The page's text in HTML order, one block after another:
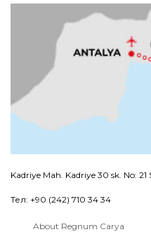
Kadriye Mah. Kadriye 30 sk. No:
Тел: +90 (242) 710 34 34
About Regnum Carya